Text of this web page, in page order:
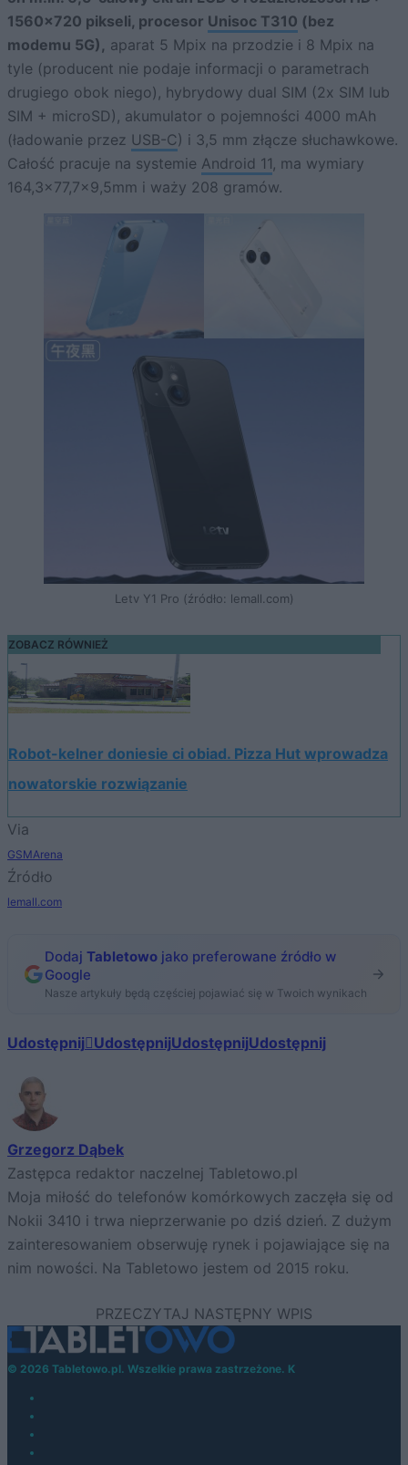
1560×720 pikseli, procesor Unisoc T310 (bez
modemu 5G), aparat 5 Mpix na przodzie i 8 Mpix na
tyle (producent nie podaje informacji o parametrach
drugiego obok niego), hybrydowy dual SIM (2x SIM lub
SIM + microSD), akumulator o pojemności 4000 mAh
(ładowanie przez USB-C) i 3,5 mm złącze słuchawkowe.
Całość pracuje na systemie Android 11, ma wymiary
164,3×77,7×9,5mm i waży 208 gramów.
Letv Y1 Pro (źródło: lemall.com)
ZOBACZ RÓWNIEŻ
Robot-kelner doniesie ci obiad. Pizza Hut wprowadza
nowatorskie rozwiązanie
Via
GSMArena
Źródło
lemall.com
Dodaj Tabletowo jako preferowane źródło w
Google
Nasze artykuły będą częściej pojawiać się w Twoich wynikach
Udostępnij UdostępnijUdostępnijUdostępnij
Grzegorz Dąbek
Zastępca redaktor naczelnej Tabletowo.pl
Moja miłość do telefonów komórkowych zaczęła się od
Nokii 3410 i trwa nieprzerwanie po dziś dzień. Z dużym
zainteresowaniem obserwuję rynek i pojawiające się na
nim nowości. Na Tabletowo jestem od 2015 roku.
© 2026 Tabletowo.pl. Wszelkie prawa zastrzeżone. K